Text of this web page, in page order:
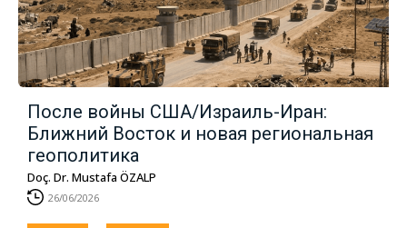
После войны США/Израиль-Иран:
Ближний Восток и новая региональная
геополитика
Doç. Dr. Mustafa ÖZALP
26/06/2026